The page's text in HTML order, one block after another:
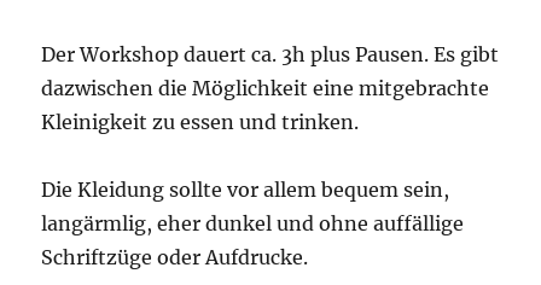
Der Workshop dauert ca. 3h plus Pausen. Es gibt
dazwischen die Möglichkeit eine mitgebrachte
Kleinigkeit zu essen und trinken.
Die Kleidung sollte vor allem bequem sein,
langärmlig, eher dunkel und ohne auffällige
Schriftzüge oder Aufdrucke.